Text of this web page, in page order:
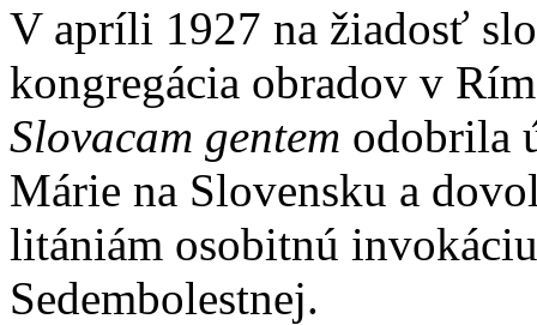
V apríli 1927 na žiadosť
kongregácia obradov v
Slovacam gentem odobrila
Márie na Slovensku a
litániám osobitnú
Sedembolestnej.